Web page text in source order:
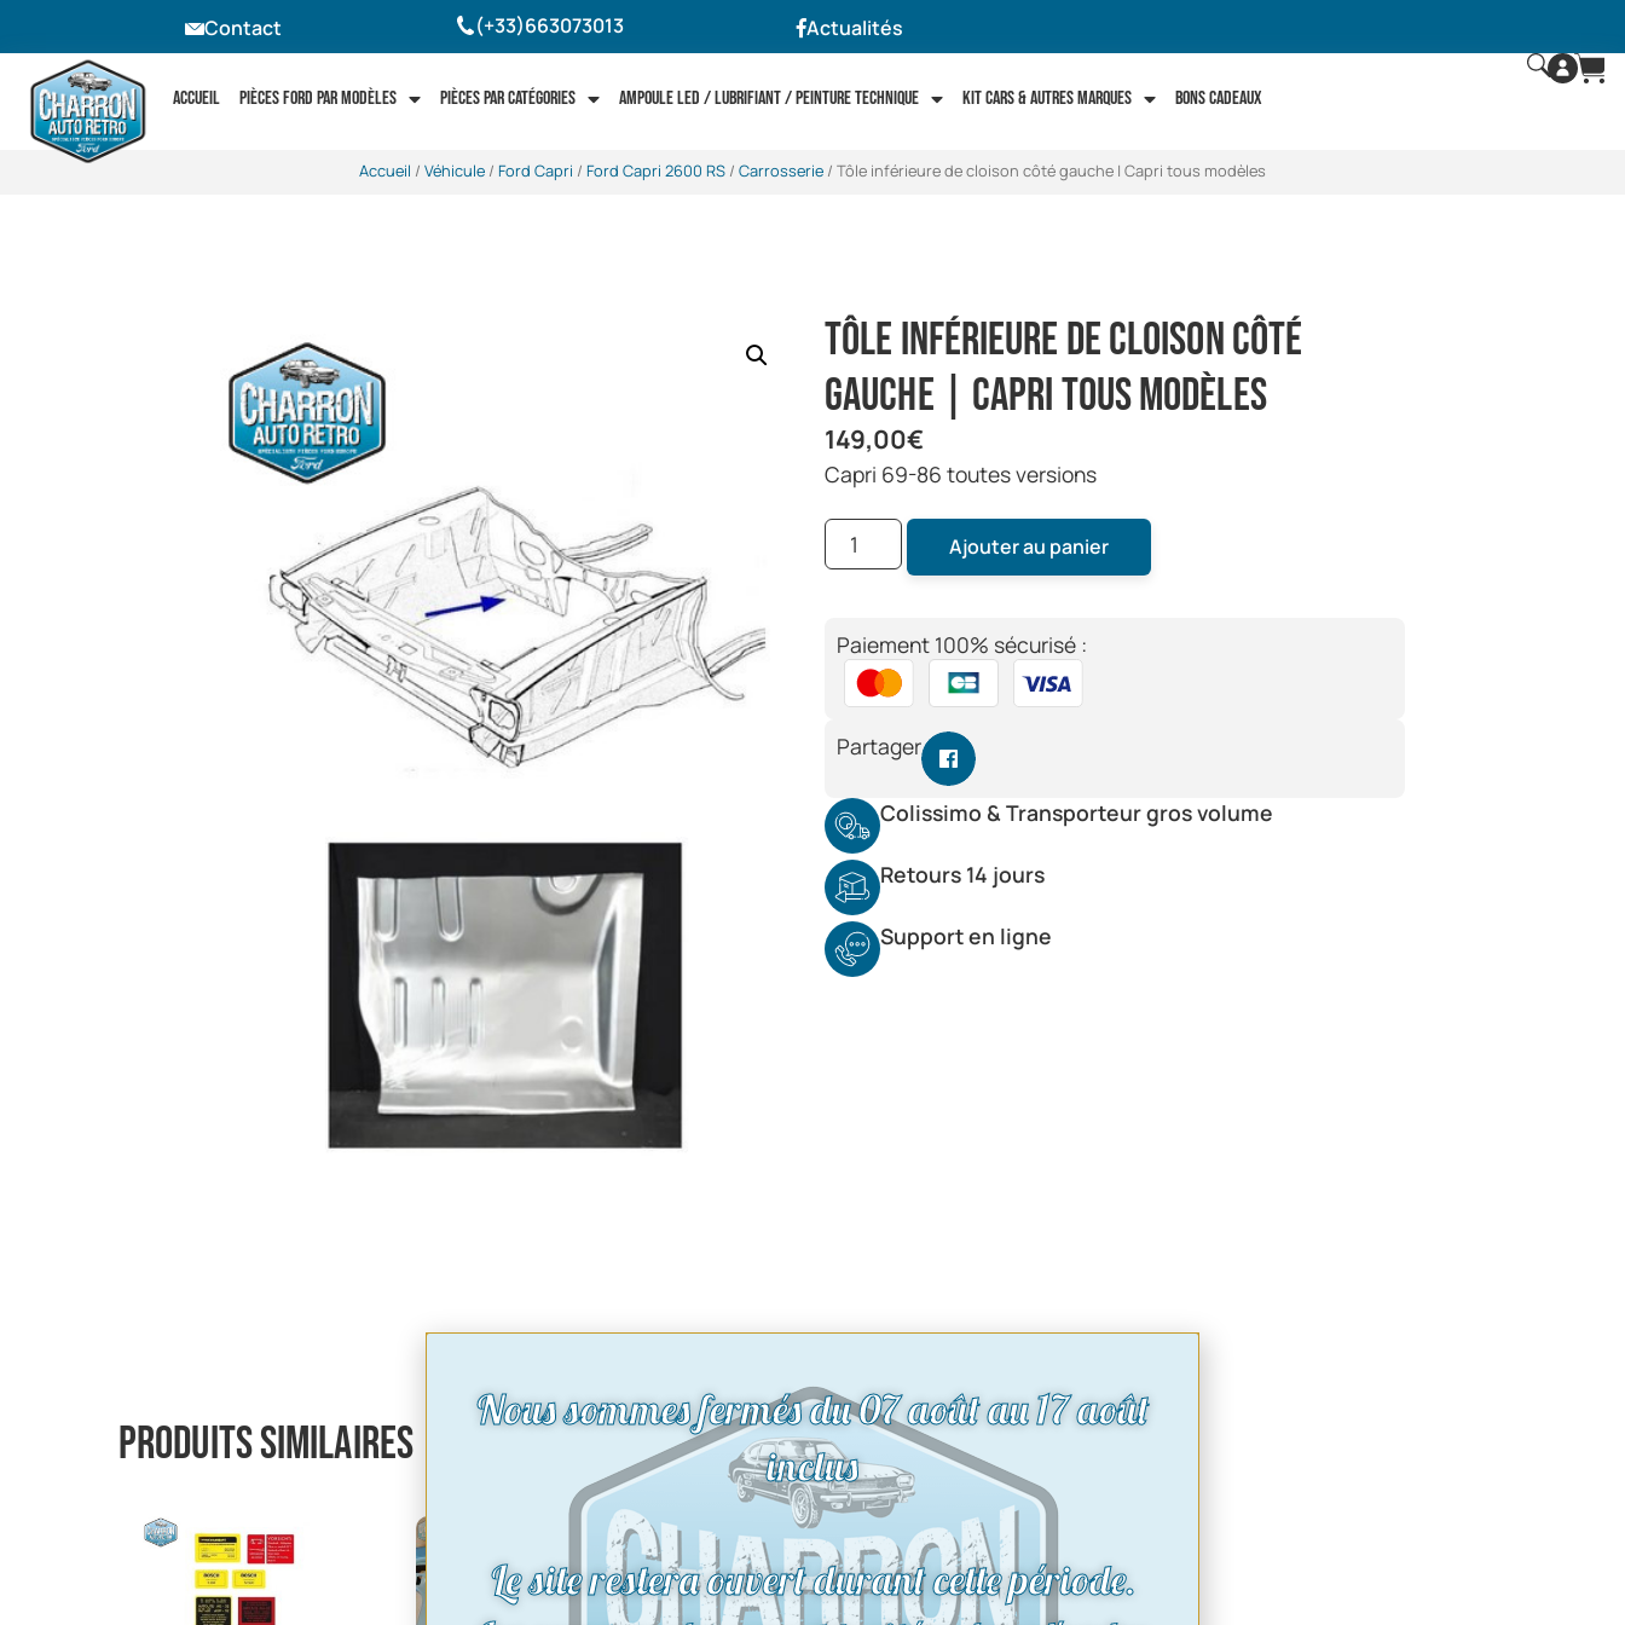
Contact (+33)663073013 Actualités
Accueil Pièces Ford par modèles Pièces par catégories Ampoule LED / Lubrifiant / Peinture technique Kit cars & autres marques Bons Cadeaux
Accueil / Véhicule / Ford Capri / Ford Capri 2600 RS / Carrosserie / Tôle inférieure de cloison côté gauche | Capri tous modèles
Tôle inférieure de cloison côté
gauche | Capri tous modèles
149,00€
Capri 69-86 toutes versions
Ajouter au panier
Paiement 100% sécurisé :
Partager
Colissimo & Transporteur gros volume
Retours 14 jours
Support en ligne
Produits similaires
Nous sommes fermés du 07 août au 17 août
inclus
Le site restera ouvert durant cette période.